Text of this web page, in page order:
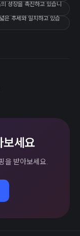
성장을 촉진하고 있습니
은 추세와 일치하고 있습
보세요
을 받아보세요.